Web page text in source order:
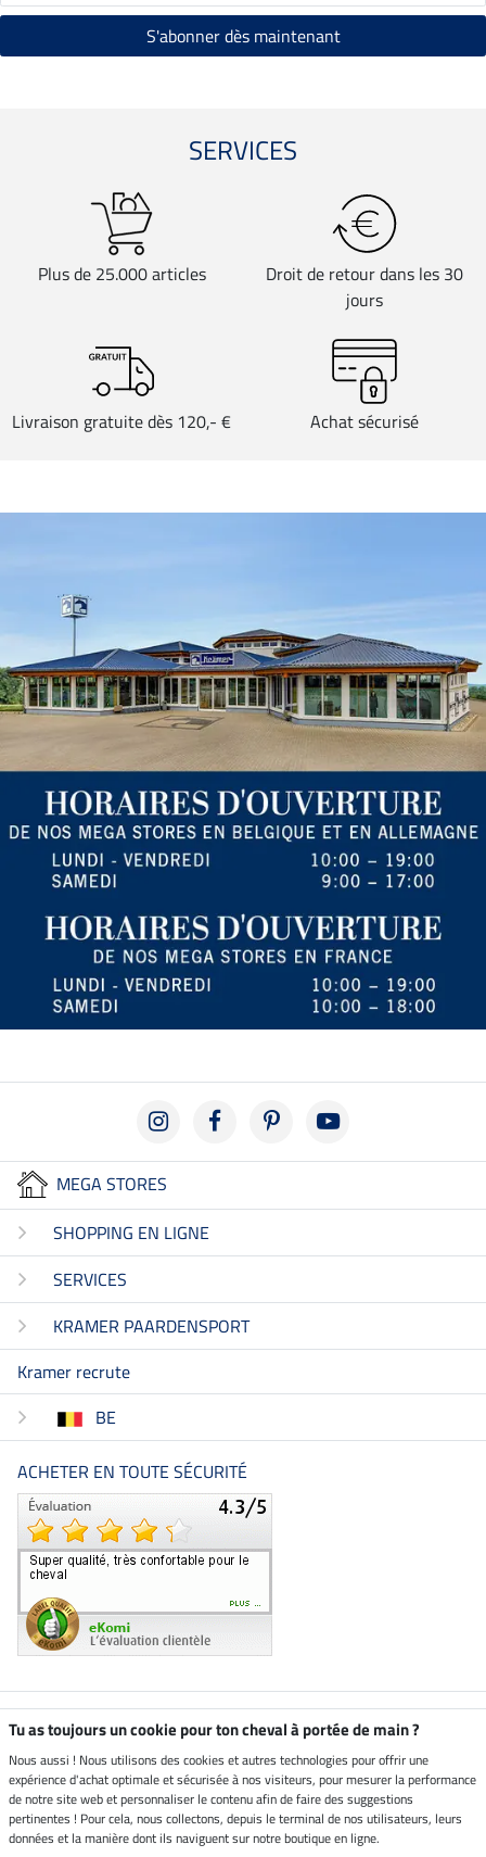
SERVICES
Plus de 25.000 articles
Droit de retour dans les 30
jours
Livraison gratuite dès 120,- € Achat sécurisé
MEGA STORES
SHOPPING EN LIGNE
SERVICES
KRAMER PAARDENSPORT
Kramer recrute
BE
ACHETER EN TOUTE SÉCURITÉ
Boutique climatiquement
neutre
Livraison par
Tu as toujours un cookie pour ton cheval à portée de main ?
Nous aussi ! Nous utilisons des cookies et autres technologies pour offrir une
expérience d'achat optimale et sécurisée à nos visiteurs, pour mesurer la performance
de notre site web et personnaliser le contenu afin de faire des suggestions
pertinentes ! Pour cela, nous collectons, depuis le terminal de nos utilisateurs, leurs
données et la manière dont ils naviguent sur notre boutique en ligne.